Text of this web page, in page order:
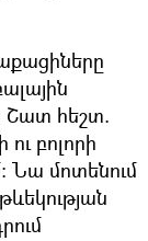
Շատ հեշտ.
բոլորի
Նա մոտենում